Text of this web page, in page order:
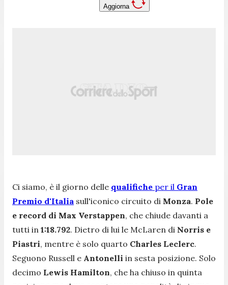
Aggiorna
Ci siamo, è il giorno delle qualifiche per il Gran
Premio d'Italia sull'iconico circuito di Monza. Pole
e record di Max Verstappen, che chiude davanti a
tutti in 1:18.792. Dietro di lui le McLaren di Norris e
Piastri, mentre è solo quarto Charles Leclerc.
Seguono Russell e Antonelli in sesta posizione. Solo
decimo Lewis Hamilton, che ha chiuso in quinta